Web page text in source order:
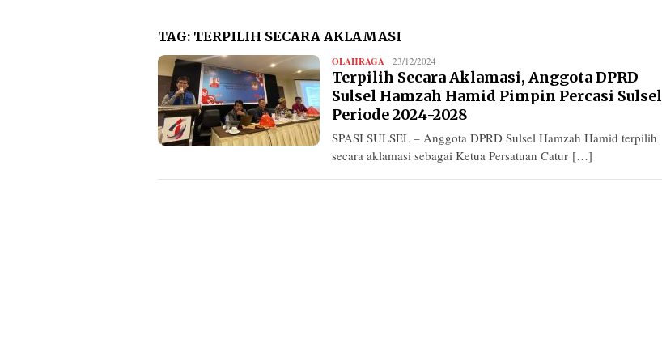
TAG: TERPILIH SECARA AKLAMASI
OLAHRAGA Redaksi
23/12/2024
Terpilih Secara Aklamasi, Anggota DPRD
Sulsel Hamzah Hamid Pimpin Percasi Sulsel
Periode 2024-2028
SPASI SULSEL – Anggota DPRD Sulsel Hamzah Hamid terpilih
secara aklamasi sebagai Ketua Persatuan Catur […]